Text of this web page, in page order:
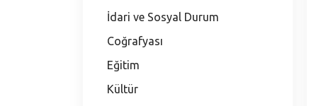
İdari ve Sosyal Durum
Coğrafyası
Eğitim
Kültür